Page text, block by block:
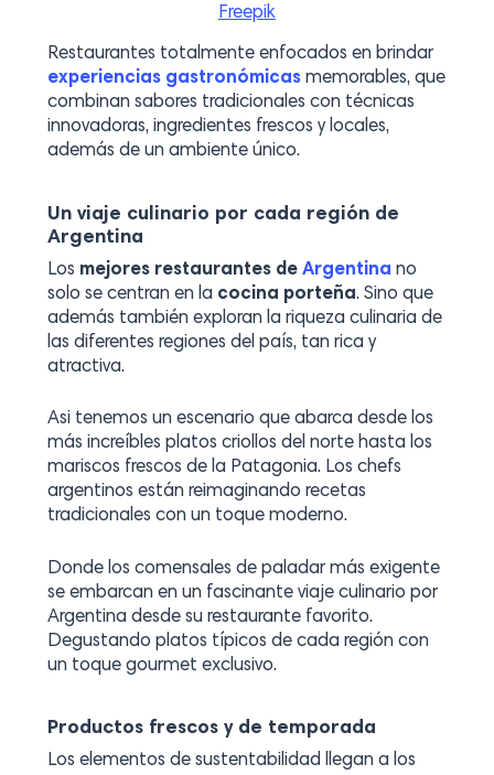
Freepik
Restaurantes totalmente enfocados en brindar
experiencias gastronómicasmemorables, que
combinan sabores tradicionales con técnicas
innovadoras, ingredientes frescos y locales,
además de un ambiente único.
Un viaje culinario por cada región de
Argentina
Los mejores restaurantes de Argentina no
solo se centran en la cocina porteña. Sino que
además también exploran la riqueza culinaria de
las diferentes regiones del país, tan rica y
atractiva.
Asi tenemos un escenario que abarca desde los
más increíbles platos criollos del norte hasta los
mariscos frescos de la Patagonia. Los chefs
argentinos están reimaginando recetas
tradicionales con un toque moderno.
Donde los comensales de paladar más exigente
se embarcan en un fascinante viaje culinario por
Argentina desde su restaurante favorito.
Degustando platos típicos de cada región con
un toque gourmet exclusivo.
Productos frescos y de temporada
Los elementos de sustentabilidad llegan a los